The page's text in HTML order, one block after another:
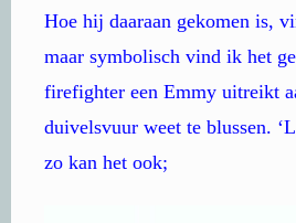
Hoe hij daaraan gekomen is,
maar symbolisch vind ik het
firefighter een Emmy uitreikt
duivelsvuur weet te blussen.
zo kan het ook;